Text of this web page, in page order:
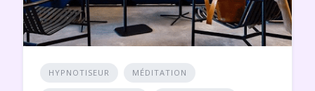
HYPNOTISEUR MÉDITATION